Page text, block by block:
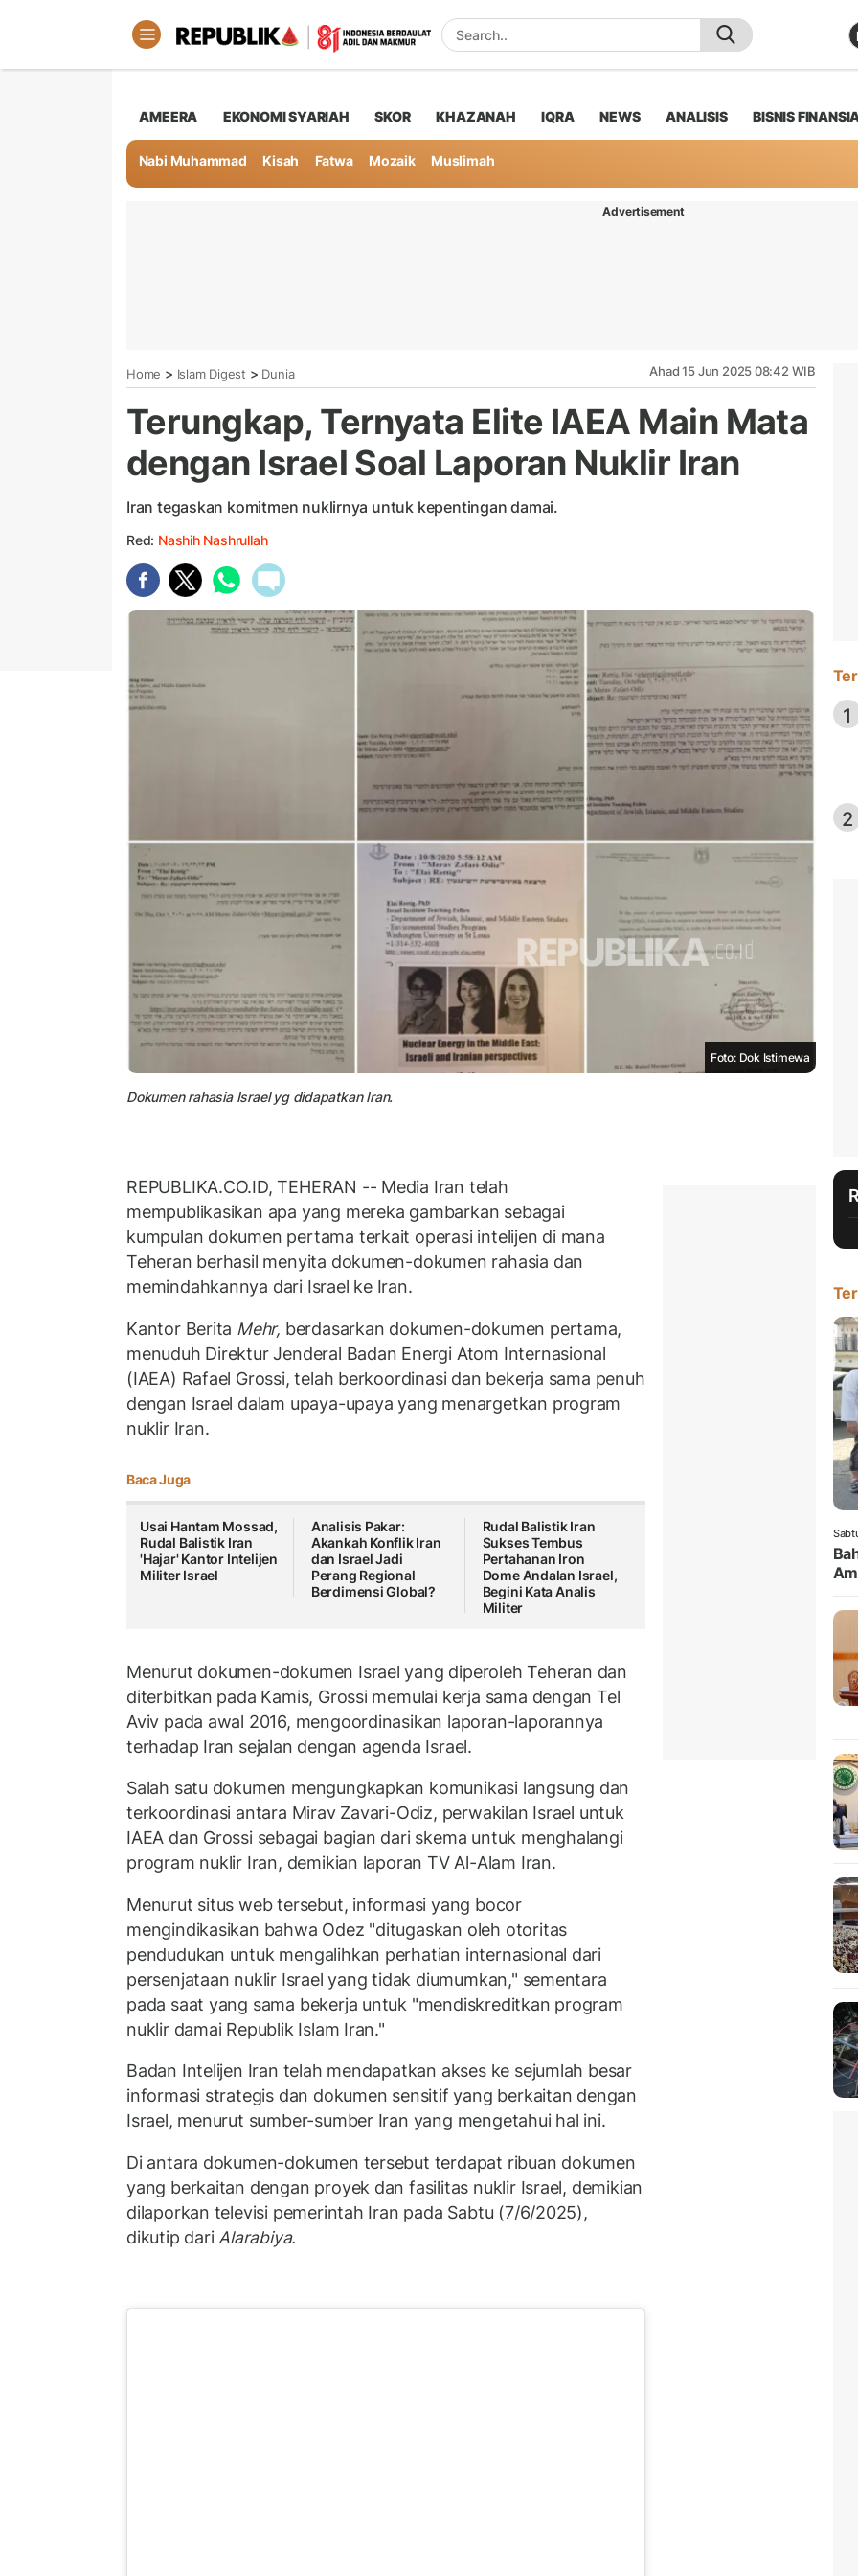
AMEERA EKONOMI SYARIAH SKOR KHAZANAH IQRA NEWS ANALISIS BISNIS
Nabi Muhammad Kisah Fatwa Mozaik Muslimah
Advertisement
Home > Islam Digest > Dunia Ahad 15 Jun 2025 08:42 WIB
Terungkap, Ternyata Elite IAEA Main Mata
dengan Israel Soal Laporan Nuklir Iran
Iran tegaskan komitmen nuklirnya untuk kepentingan damai.
Red: Nashih Nashrullah
Foto: Dok Istimewa
Dokumen rahasia Israel yg didapatkan Iran.
REPUBLIKA.CO.ID, TEHERAN -- Media Iran telah
mempublikasikan apa yang mereka gambarkan sebagai
kumpulan dokumen pertama terkait operasi intelijen di mana
Teheran berhasil menyita dokumen-dokumen rahasia dan
memindahkannya dari Israel ke Iran.
Kantor Berita Mehr, berdasarkan dokumen-dokumen pertama,
menuduh Direktur Jenderal Badan Energi Atom Internasional
(IAEA) Rafael Grossi, telah berkoordinasi dan bekerja sama penuh
dengan Israel dalam upaya-upaya yang menargetkan program
nuklir Iran.
Baca Juga
Usai Hantam Mossad,
Rudal Balistik Iran
'Hajar' Kantor Intelijen
Militer Israel
Analisis Pakar:
Akankah Konflik Iran
dan Israel Jadi
Perang Regional
Berdimensi Global?
Rudal Balistik Iran
Sukses Tembus
Pertahanan Iron
Dome Andalan Israel,
Begini Kata Analis
Militer
Menurut dokumen-dokumen Israel yang diperoleh Teheran dan
diterbitkan pada Kamis, Grossi memulai kerja sama dengan Tel
Aviv pada awal 2016, mengoordinasikan laporan-laporannya
terhadap Iran sejalan dengan agenda Israel.
Salah satu dokumen mengungkapkan komunikasi langsung dan
terkoordinasi antara Mirav Zavari-Odiz, perwakilan Israel untuk
IAEA dan Grossi sebagai bagian dari skema untuk menghalangi
program nuklir Iran, demikian laporan TV Al-Alam Iran.
Menurut situs web tersebut, informasi yang bocor
mengindikasikan bahwa Odez "ditugaskan oleh otoritas
pendudukan untuk mengalihkan perhatian internasional dari
persenjataan nuklir Israel yang tidak diumumkan," sementara
pada saat yang sama bekerja untuk "mendiskreditkan program
nuklir damai Republik Islam Iran."
Badan Intelijen Iran telah mendapatkan akses ke sejumlah besar
informasi strategis dan dokumen sensitif yang berkaitan dengan
Israel, menurut sumber-sumber Iran yang mengetahui hal ini.
Di antara dokumen-dokumen tersebut terdapat ribuan dokumen
yang berkaitan dengan proyek dan fasilitas nuklir Israel, demikian
dilaporkan televisi pemerintah Iran pada Sabtu (7/6/2025),
dikutip dari Alarabiya.
1
2